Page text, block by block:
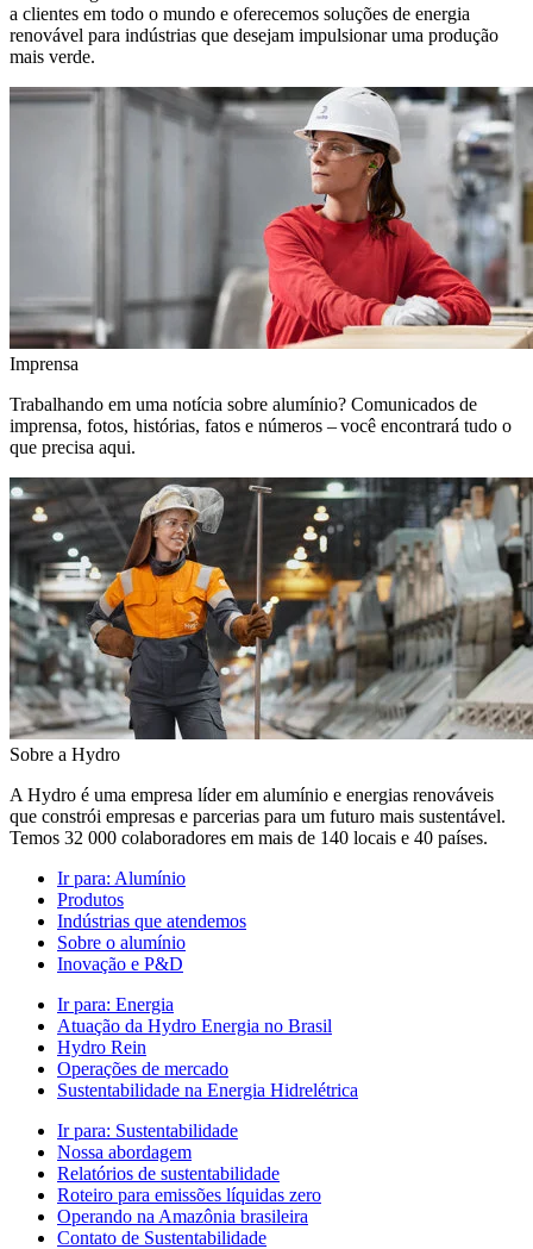
a clientes em todo o mundo e oferecemos soluções de energia
renovável para indústrias que desejam impulsionar uma produção
mais verde.
Imprensa
Trabalhando em uma notícia sobre alumínio? Comunicados de
imprensa, fotos, histórias, fatos e números – você encontrará tudo o
que precisa aqui.
Sobre a Hydro
A Hydro é uma empresa líder em alumínio e energias renováveis
que constrói empresas e parcerias para um futuro mais sustentável.
Temos 32 000 colaboradores em mais de 140 locais e 40 países.
Ir para: Alumínio
Produtos
Indústrias que atendemos
Sobre o alumínio
Inovação e P&D
Ir para: Energia
Atuação da Hydro Energia no Brasil
Hydro Rein
Operações de mercado
Sustentabilidade na Energia Hidrelétrica
Ir para: Sustentabilidade
Nossa abordagem
Relatórios de sustentabilidade
Roteiro para emissões líquidas zero
Operando na Amazônia brasileira
Contato de Sustentabilidade